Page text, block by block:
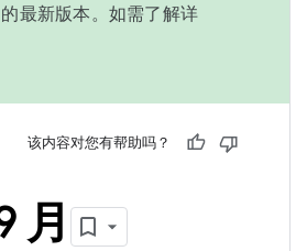
最新版本。如需了解详
该内容对您有帮助吗？
月